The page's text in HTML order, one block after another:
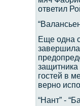
ответил
Еще одна
гостей в
верно
“Нант” -